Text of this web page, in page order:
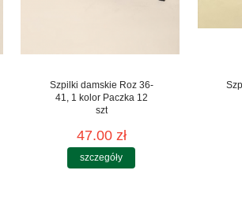
Szpilki damskie Roz 36-
41, 1 kolor Paczka 12
szt
47.00 zł
szczegóły